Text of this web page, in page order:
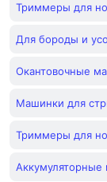
Триммеры для
Для бороды и
Окантовочные
Машинки для
Триммеры для